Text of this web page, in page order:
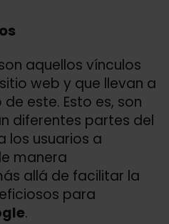
aquellos vínculos
web y que llevan a
este. Esto es, son
diferentes partes del
los usuarios a
manera
allá de facilitar la
para
.